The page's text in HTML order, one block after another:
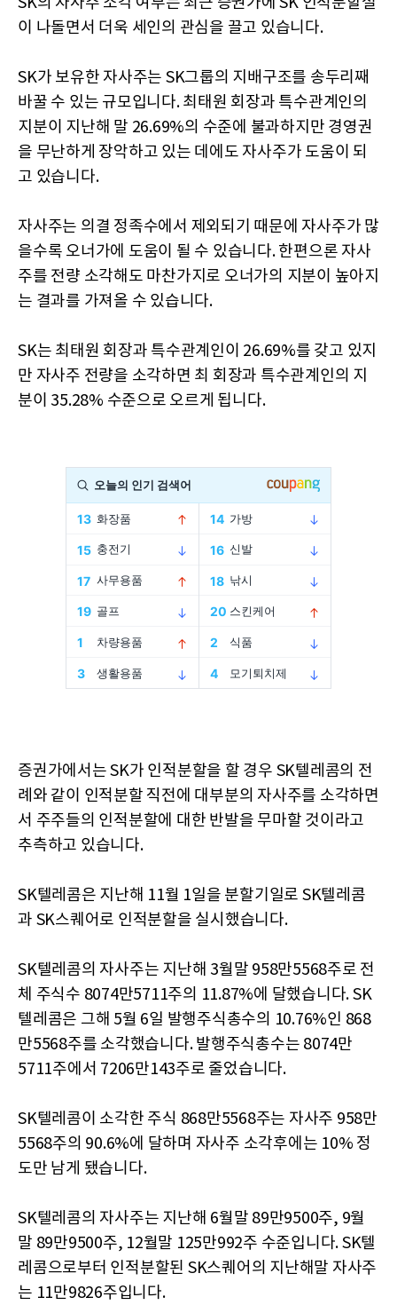
이 나돌면서 더욱 세인의 관심을 끌고 있습니다.
SK가 보유한 자사주는 SK그룹의 지배구조를 송두리째
바꿀 수 있는 규모입니다. 최태원 회장과 특수관계인의
지분이 지난해 말 26.69%의 수준에 불과하지만 경영권
을 무난하게 장악하고 있는 데에도 자사주가 도움이 되
고 있습니다.
자사주는 의결 정족수에서 제외되기 때문에 자사주가 많
을수록 오너가에 도움이 될 수 있습니다. 한편으론 자사
주를 전량 소각해도 마찬가지로 오너가의 지분이 높아지
는 결과를 가져올 수 있습니다.
SK는 최태원 회장과 특수관계인이 26.69%를 갖고 있지
만 자사주 전량을 소각하면 최 회장과 특수관계인의 지
분이 35.28% 수준으로 오르게 됩니다.
증권가에서는 SK가 인적분할을 할 경우 SK텔레콤의 전
례와 같이 인적분할 직전에 대부분의 자사주를 소각하면
서 주주들의 인적분할에 대한 반발을 무마할 것이라고
추측하고 있습니다.
SK텔레콤은 지난해 11월 1일을 분할기일로 SK텔레콤
과 SK스퀘어로 인적분할을 실시했습니다.
SK텔레콤의 자사주는 지난해 3월말 958만5568주로 전
체 주식수 8074만5711주의 11.87%에 달했습니다. SK
텔레콤은 그해 5월 6일 발행주식총수의 10.76%인 868
만5568주를 소각했습니다. 발행주식총수는 8074만
5711주에서 7206만143주로 줄었습니다.
SK텔레콤이 소각한 주식 868만5568주는 자사주 958만
5568주의 90.6%에 달하며 자사주 소각후에는 10% 정
도만 남게 됐습니다.
SK텔레콤의 자사주는 지난해 6월말 89만9500주, 9월
말 89만9500주, 12월말 125만992주 수준입니다. SK텔
레콤으로부터 인적분할된 SK스퀘어의 지난해말 자사주
는 11만9826주입니다.